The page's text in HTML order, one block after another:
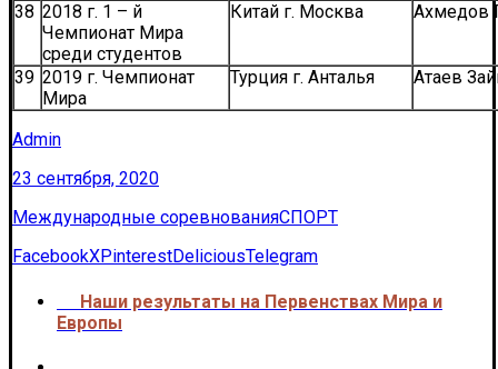
38 2018 г. 1 – й
Чемпионат Мира
среди студентов
Китай г. Москва Ахмедов
39 2019 г. Чемпионат
Мира
Турция г. Анталья Атаев
Admin
23 сентября, 2020
Международные соревнованияСПОРТ
FacebookXPinterestDeliciousTelegram
Наши результаты на Первенствах Мира и
Европы